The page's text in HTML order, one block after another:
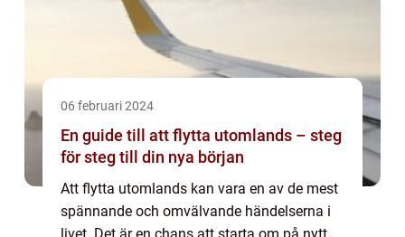
06 februari 2024
En guide till att flytta utomlands – steg
för steg till din nya början
Att flytta utomlands kan vara en av de mest
spännande och omvälvande händelserna i